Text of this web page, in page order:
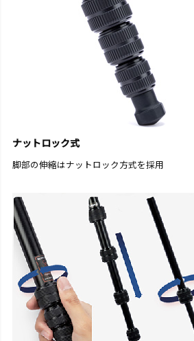
ナットロック式
脚部の伸縮はナットロック方式を採用